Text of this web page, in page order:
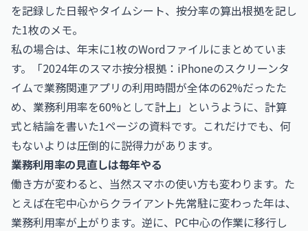
を記録した日報やタイムシート、按分率の算出根拠を記し
た1枚のメモ。
私の場合は、年末に1枚のWordファイルにまとめていま
す。「2024年のスマホ按分根拠：iPhoneのスクリーンタ
イムで業務関連アプリの利用時間が全体の62%だったた
め、業務利用率を60%として計上」というように、計算
式と結論を書いた1ページの資料です。これだけでも、何
もないよりは圧倒的に説得力があります。
業務利用率の見直しは毎年やる
働き方が変わると、当然スマホの使い方も変わります。た
とえば在宅中心からクライアント先常駐に変わった年は、
業務利用率が上がります。逆に、PC中心の作業に移行し